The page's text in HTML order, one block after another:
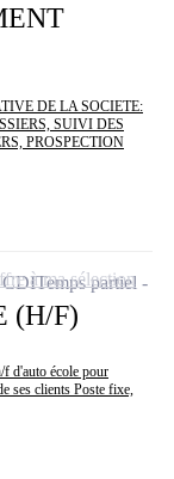
DE LA SOCIETE:
SUIVI DES
PROSPECTION
(H/F)
d'auto école pour
ses clients Poste fixe,
CDITemps partiel
à ma sélection